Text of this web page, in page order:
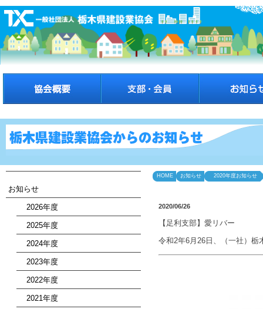
お知らせ
2026年度
2025年度
2024年度
2023年度
2022年度
2021年度
HOME お知らせ 2020年度お知らせ
2020/06/26
【足利支部】愛リバー
令和2年6月26日、（一社）